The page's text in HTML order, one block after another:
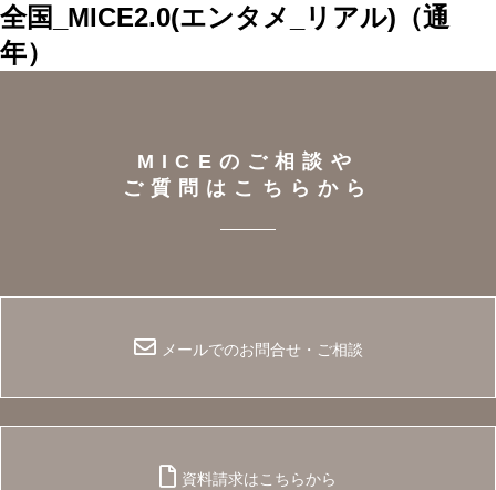
全国_MICE2.0(エンタメ_リアル)（通
年）
MICEのご相談や
ご質問はこちらから
メールでのお問合せ・ご相談
資料請求はこちらから